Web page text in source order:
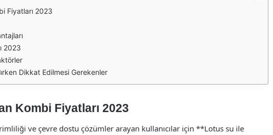
Fiyatları 2023
2023
Dikkat Edilmesi Gerekenler
Kombi Fiyatları 2023
ve çevre dostu çözümler arayan kullanıcılar için **Lotus su ile